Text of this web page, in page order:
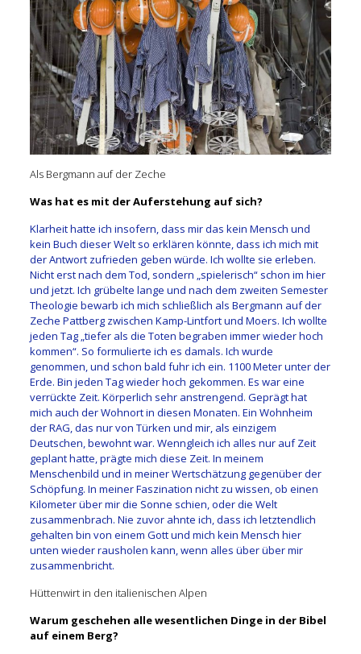
Als Bergmann auf der Zeche
Was hat es mit der Auferstehung auf sich?
Klarheit hatte ich insofern, dass mir das kein Mensch und
kein Buch dieser Welt so erklären könnte, dass ich mich mit
der Antwort zufrieden geben würde. Ich wollte sie erleben.
Nicht erst nach dem Tod, sondern „spielerisch“ schon im hier
und jetzt. Ich grübelte lange und nach dem zweiten Semester
Theologie bewarb ich mich schließlich als Bergmann auf der
Zeche Pattberg zwischen Kamp-Lintfort und Moers. Ich wollte
jeden Tag „tiefer als die Toten begraben immer wieder hoch
kommen“. So formulierte ich es damals. Ich wurde
genommen, und schon bald fuhr ich ein. 1100 Meter unter der
Erde. Bin jeden Tag wieder hoch gekommen. Es war eine
verrückte Zeit. Körperlich sehr anstrengend. Geprägt hat
mich auch der Wohnort in diesen Monaten. Ein Wohnheim
der RAG, das nur von Türken und mir, als einzigem
Deutschen, bewohnt war. Wenngleich ich alles nur auf Zeit
geplant hatte, prägte mich diese Zeit. In meinem
Menschenbild und in meiner Wertschätzung gegenüber der
Schöpfung. In meiner Faszination nicht zu wissen, ob einen
Kilometer über mir die Sonne schien, oder die Welt
zusammenbrach. Nie zuvor ahnte ich, dass ich letztendlich
gehalten bin von einem Gott und mich kein Mensch hier
unten wieder rausholen kann, wenn alles über über mir
zusammenbricht.
Hüttenwirt in den italienischen Alpen
Warum geschehen alle wesentlichen Dinge in der Bibel
auf einem Berg?